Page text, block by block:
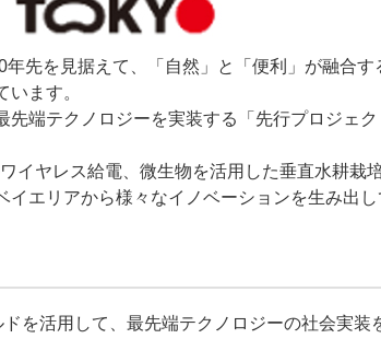
先を見据えて、「自然」と「便利」が融合す
ます。
端テクノロジーを実装する「先行プロジェ
イヤレス給電、微生物を活用した垂直水耕栽
エリアから様々なイノベーションを生み出し
を活用して、最先端テクノロジーの社会実